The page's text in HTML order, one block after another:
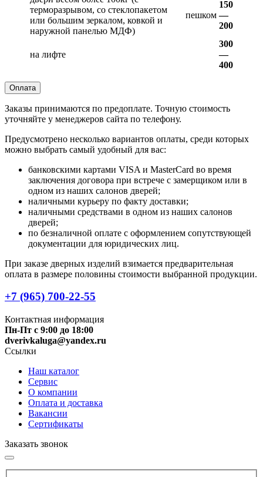
терморазрывом, со стеклопакетом
или большим зеркалом, ковкой и
наружной панелью МДФ)
пешком
150
—
200
на лифте
300
—
400
Оплата
Заказы принимаются по предоплате. Точную стоимость
уточняйте у менеджеров сайта по телефону.
Предусмотрено несколько вариантов оплаты, среди которых
можно выбрать самый удобный для вас:
банковскими картами VISA и MasterCard во время
заключения договора при встрече с замерщиком или в
одном из наших салонов дверей;
наличными курьеру по факту доставки;
наличными средствами в одном из наших салонов
дверей;
по безналичной оплате с оформлением сопутствующей
документации для юридических лиц.
При заказе дверных изделий взимается предварительная
оплата в размере половины стоимости выбранной продукции.
+7 (965) 700-22-55
Контактная информация
Пн-Пт с 9:00 до 18:00
dverivkaluga@yandex.ru
Ссылки
Наш каталог
Сервис
О компании
Оплата и доставка
Вакансии
Сертификаты
Заказать звонок